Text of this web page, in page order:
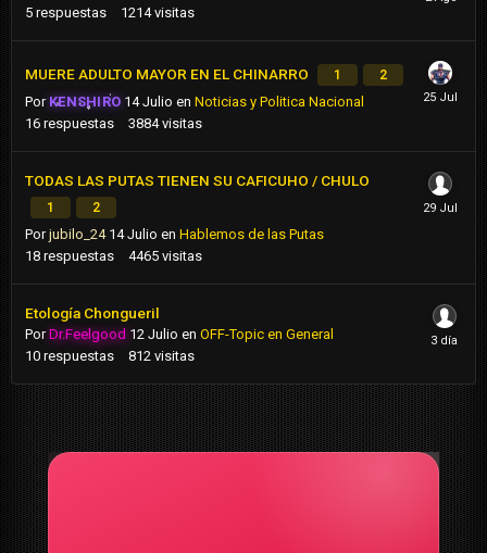
5 respuestas 1214 visitas
MUERE ADULTO MAYOR EN EL CHINARRO 1 2
Por KENSHIRO 14 Julio enNoticias y Politica Nacional
16 respuestas 3884 visitas
TODAS LAS PUTAS TIENEN SU CAFICUHO / CHULO
1 2
Porjubilo_24 14 Julio en Hablemos de las Putas
18 respuestas 4465 visitas
Etología Chongueril
PorDr.Feelgood 12 Julio en OFF-Topic en General
10 respuestas 812 visitas